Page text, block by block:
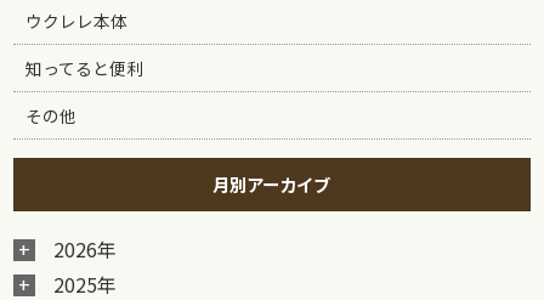
ウクレレ本体
知ってると便利
その他
月別アーカイブ
2026年
2025年